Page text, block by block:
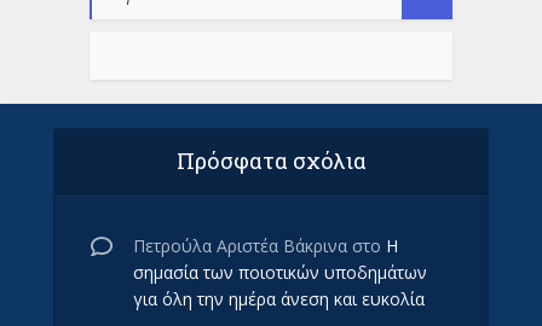
Πρόσφατα σχόλια
Πετρούλα Αριστέα Βάκρινα στο Η
σημασία των ποιοτικών υποδημάτων
για όλη την ημέρα άνεση και ευκολία